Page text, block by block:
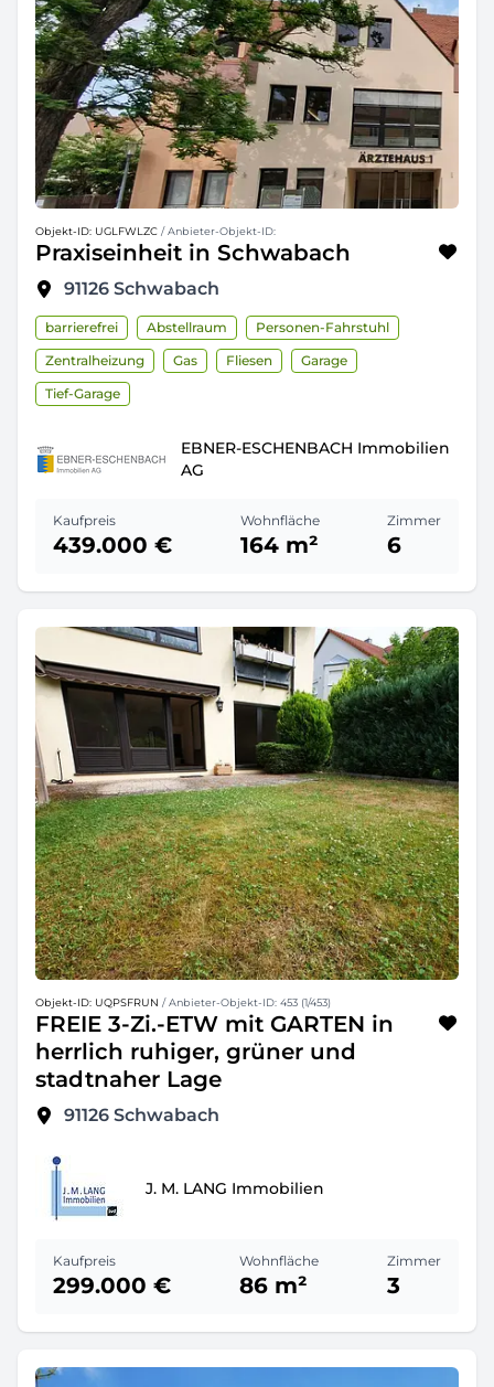
Objekt-ID: UGLFWLZC / Anbieter-Objekt-ID:
Praxiseinheit in Schwabach
91126 Schwabach
barrierefrei Abstellraum
Personen-Fahrstuhl
Zentralheizung
Gas Fliesen
Garage
Tief-Garage
EBNER-ESCHENBACH Immobilien
AG
Kaufpreis
439.000 €
Wohnfläche
164 m²
Zimmer
6
Objekt-ID: UQPSFRUN / Anbieter-Objekt-ID: 453 (1/453)
FREIE 3-Zi.-ETW mit GARTEN in
herrlich ruhiger, grüner und
stadtnaher Lage
91126 Schwabach
J. M. LANG Immobilien
Kaufpreis
299.000 €
Wohnfläche
86 m²
Zimmer
3